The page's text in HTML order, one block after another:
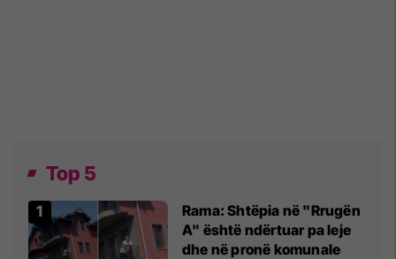
Top 5
Rama: Shtëpia në "Rrugën
A" është ndërtuar pa leje
dhe në pronë komunale